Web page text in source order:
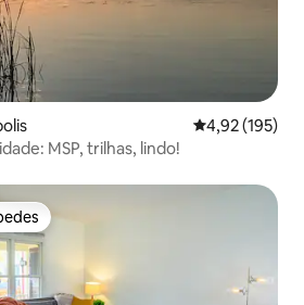
4,92 de uma
4,92 (195)
MSP, trilhas, lindo!
dos hóspedes